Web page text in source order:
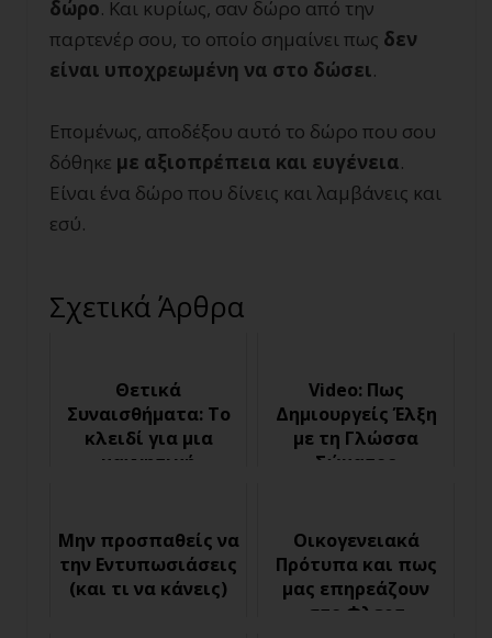
δώρο. Και κυρίως, σαν δώρο από την
παρτενέρ σου, το οποίο σημαίνει πως δεν
είναι υποχρεωμένη να στο δώσει.
Επομένως, αποδέξου αυτό το δώρο που σου
δόθηκε με αξιοπρέπεια και ευγένεια.
Είναι ένα δώρο που δίνεις και λαμβάνεις και
εσύ.
Σχετικά Άρθρα
Θετικά
Συναισθήματα: Το
κλειδί για μια
μαγνητική
Video: Πως
Δημιουργείς Έλξη
με τη Γλώσσα
Σώματος
Μην προσπαθείς να
την Εντυπωσιάσεις
(και τι να κάνεις)
Οικογενειακά
Πρότυπα και πως
μας επηρεάζουν
στο Φλερτ